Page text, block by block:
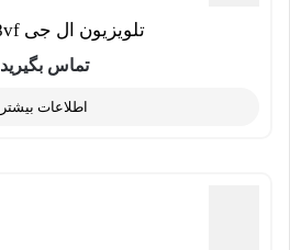
تلویزیون ال جی 28mt48vf
تماس بگیرید
اطلاعات بیشتر